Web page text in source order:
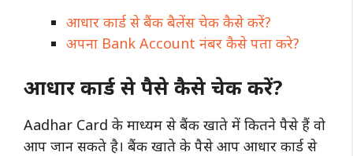
आधार कार्ड से बैंक बैलेंस चेक कैसे करें?
अपना Bank Account नंबर कैसे पता करे?
आधार कार्ड से पैसे कैसे चेक करें?
Aadhar Card के माध्यम से बैंक खाते में कितने पैसे हैं वो
आप जान सकते है। बैंक खाते के पैसे आप आधार कार्ड से